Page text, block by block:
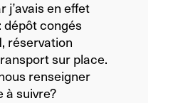
j’avais en effet
congés
réservation
sur place.
renseigner
à suivre?